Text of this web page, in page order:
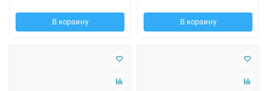
В корзину В корзину